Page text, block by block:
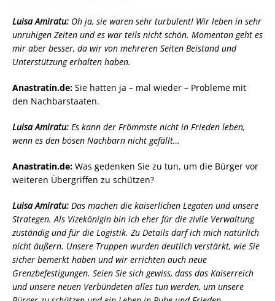
Luisa Amiratu: Oh ja, sie waren sehr turbulent! Wir leben in sehr
unruhigen Zeiten und es war teils nicht schön. Momentan geht es
mir aber besser, da wir von mehreren Seiten Beistand und
Unterstützung erhalten haben.
Anastratin.de: Sie hatten ja – mal wieder – Probleme mit
den Nachbarstaaten.
Luisa Amiratu: Es kann der Frömmste nicht in Frieden leben,
wenn es den bösen Nachbarn nicht gefällt…
Anastratin.de: Was gedenken Sie zu tun, um die Bürger vor
weiteren Übergriffen zu schützen?
Luisa Amiratu: Das machen die kaiserlichen Legaten und unsere
Strategen. Als Vizekönigin bin ich eher für die zivile Verwaltung
zuständig und für die Logistik. Zu Details darf ich mich natürlich
nicht äußern. Unsere Truppen wurden deutlich verstärkt, wie Sie
sicher bemerkt haben und wir errichten auch neue
Grenzbefestigungen. Seien Sie sich gewiss, dass das Kaiserreich
und unsere neuen Verbündeten alles tun werden, um unsere